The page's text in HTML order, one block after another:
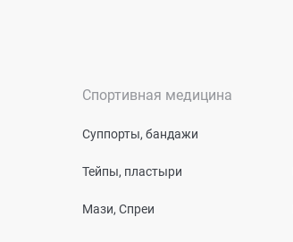
Спортивная медицина
Суппорты, бандажи
Тейпы, пластыри
Мази, Спреи